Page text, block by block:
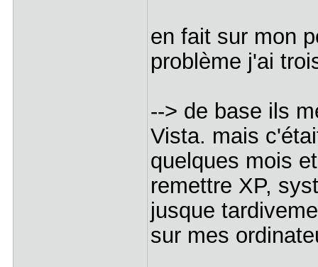
en fait sur mon
problème j'ai
--> de base ils
Vista. mais
quelques mois
remettre XP,
jusque
sur mes